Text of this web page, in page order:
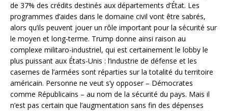
de 37% des crédits destinés aux départements d’État. Les
programmes d’aides dans le domaine civil vont être sabrés,
alors qu’ils peuvent jouer un rôle important pour la sécurité sur
le moyen et long-terme. Trump donne ainsi raison au
complexe militaro-industriel, qui est certainement le lobby le
plus puissant aux États-Unis : l’industrie de défense et les
casernes de l’armées sont réparties sur la totalité du territoire
américain. Personne ne veut s’y opposer – Démocrates
comme Républicains – au nom de la sécurité du pays. Mais il
n’est pas certain que l’augmentation sans fin des dépenses